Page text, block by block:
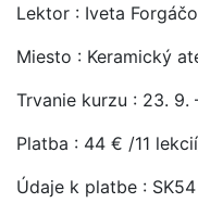
Lektor : Iveta
Miesto : Keramický
Trvanie kurzu : 23. 9.
Platba : 44 € /11
Údaje k platbe :